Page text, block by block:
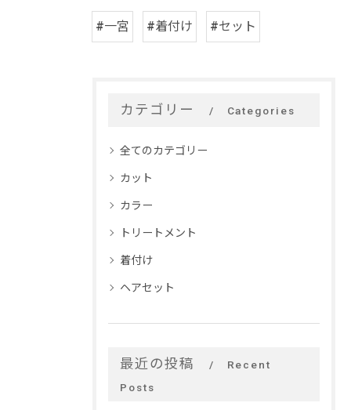
#一宮 #着付け #セット
カテゴリー Categories
全てのカテゴリー
カット
カラー
トリートメント
着付け
ヘアセット
最近の投稿
Recent
Posts